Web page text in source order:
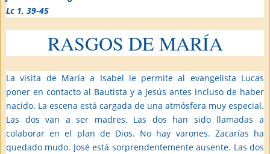
Lc 1, 39-45
RASGOS DE MARÍA
La visita de María a Isabel le permite al evangelista Lucas
poner en contacto al Bautista y a Jesús antes incluso de haber
nacido. La escena está cargada de una atmósfera muy especial.
Las dos van a ser madres. Las dos han sido llamadas a
colaborar en el plan de Dios. No hay varones. Zacarías ha
quedado mudo. José está sorprendentemente ausente. Las dos